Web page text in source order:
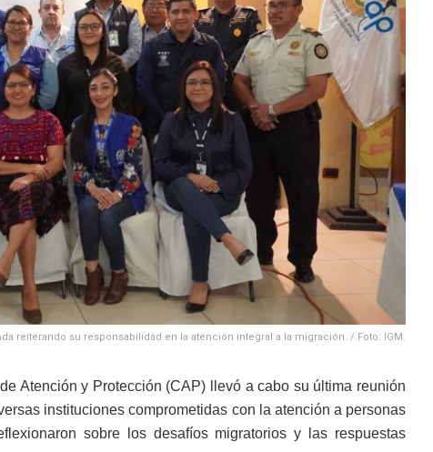
reiterando su responsabilidad en la atención integral a la migración. / Foto: IGM.
Atención y Protección (CAP) llevó a cabo su última reunión
instituciones comprometidas con la atención a personas
sobre los desafíos migratorios y las respuestas